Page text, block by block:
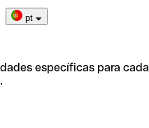
pt
específicas para cada